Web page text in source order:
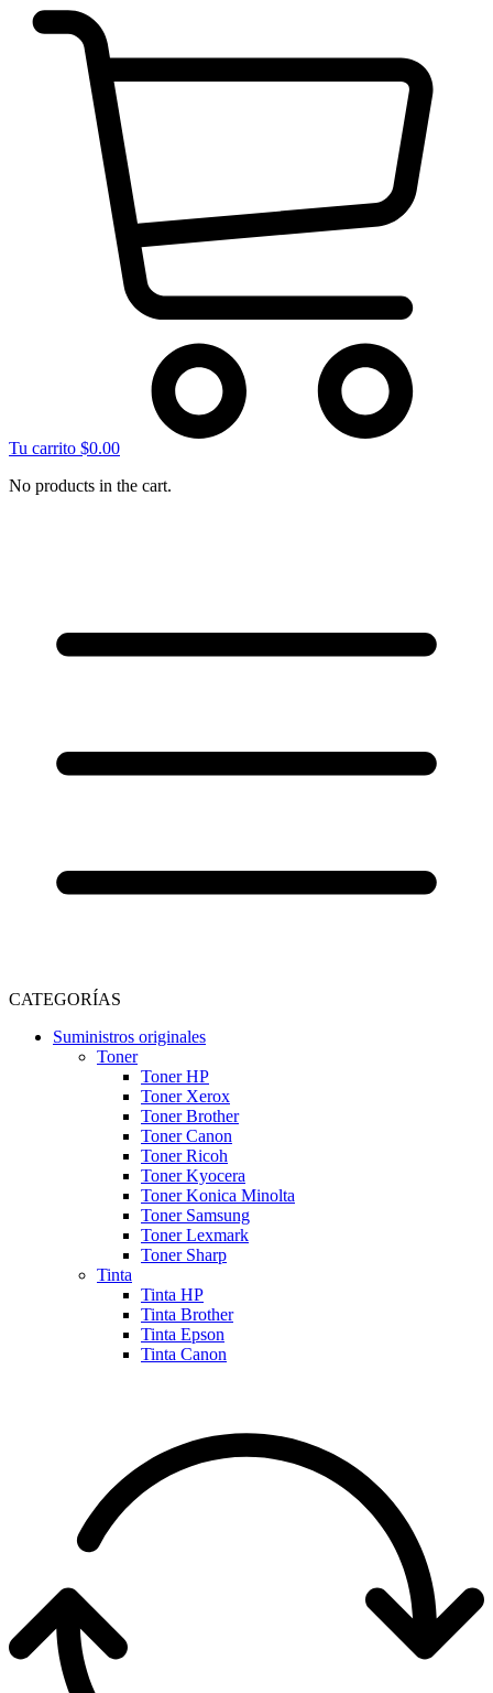
Tu carrito $0.00
No products in the cart.
CATEGORÍAS
Suministros originales
Toner
Toner HP
Toner Xerox
Toner Brother
Toner Canon
Toner Ricoh
Toner Kyocera
Toner Konica Minolta
Toner Samsung
Toner Lexmark
Toner Sharp
Tinta
Tinta HP
Tinta Brother
Tinta Epson
Tinta Canon